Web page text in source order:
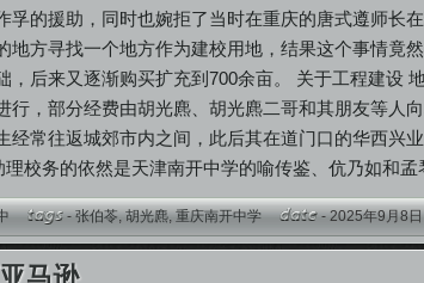
孚的援助，同时也婉拒了当时在重庆的唐式遵师长
地方寻找一个地方作为建校用地，结果这个事情竟
，后来又逐渐购买扩充到700余亩。 关于工程建设
行，部分经费由胡光麃、胡光麃二哥和其朋友等人
经常往返城郊市内之间，此后其在道门口的华西兴
理校务的依然是天津南开中学的喻传鉴、伉乃如和孟
-张伯苓,胡光麃,重庆南开中学 - 2025年9月
马逊